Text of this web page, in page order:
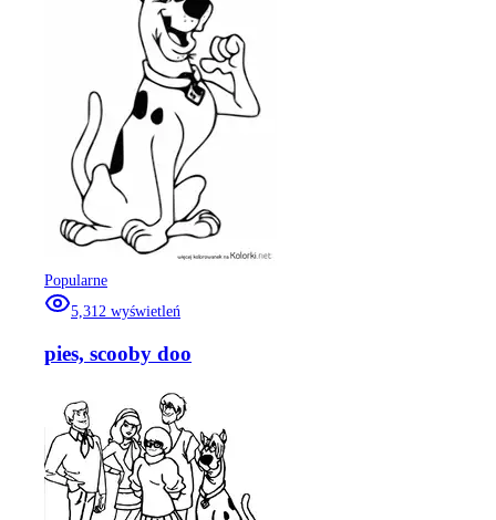
Popularne
5,312 wyświetleń
pies, scooby doo